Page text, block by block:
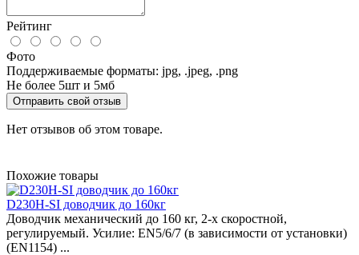
Рейтинг
Фото
Поддерживаемые форматы: jpg, .jpeg, .png
Не более 5шт и 5мб
Отправить свой отзыв
Нет отзывов об этом товаре.
Похожие товары
D230H-SI доводчик до 160кг
Доводчик механический до 160 кг, 2-х скоростной,
регулируемый. Усилие: EN5/6/7 (в зависимости от установки)
(EN1154) ...